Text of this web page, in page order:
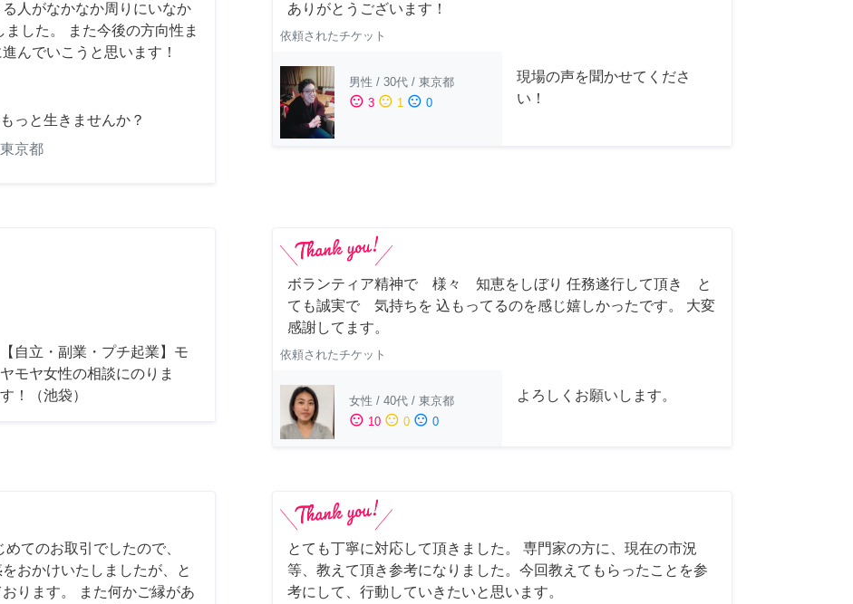
人がなかなか周りにいなか
した。 また今後の方向性ま
んでいこうと思います！
もっと生きませんか？
東京都
ありがとうございます！
依頼されたチケット
男性 / 30代 / 東京都
sentiment_satisfied 3 sentiment_neutral 1 sentiment_dissatisfied 0
現場の声を聞かせてくださ
い！
【自立・副業・プチ起業】モ
ヤモヤ女性の相談にのりま
す！（池袋）
ボランティア精神で 様々 知恵をしぼり 任務遂行して頂き と
ても誠実で 気持ちを 込もってるのを感じ嬉しかったです。 大変
感謝してます。
依頼されたチケット
女性 / 40代 / 東京都
sentiment_satisfied 10 sentiment_neutral 0 sentiment_dissatisfied 0
よろしくお願いします。
てのお取引でしたので、
おかけいたしましたが、と
ります。 また何かご縁があ
とても丁寧に対応して頂きました。 専門家の方に、現在の市況
等、教えて頂き参考になりました。今回教えてもらったことを参
考にして、行動していきたいと思います。